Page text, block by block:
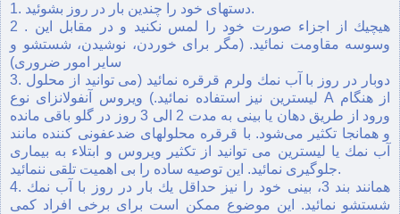
1. دستهای خود را چندين بار در روز بشوئيد.
2 . هيچيك از اجزاء صورت خود را لمس نكنيد و در مقابل اين
وسوسه مقاومت نمائيد. (مگر برای خوردن، نوشيدن، شستشو و
ساير امور ضروری)
3. دوبار در روز با آب نمك ولرم قرقره نمائيد (می ‌توانيد از محلول
ليسترين نيز استفاده نمائيد.) ويروس آنفولانزای نوع A از هنگام
ورود از طريق دهان يا بينی به مدت 2 الی 3 روز در گلو باقی ‌مانده
و همانجا تكثير می‌شود. با قرقره محلولهای ضد‌عفونی كننده مانند
آب نمك يا ليسترين می ‌توانيد از تكثير ويروس و ابتلاء به بيماری
جلوگيری نمائيد. اين توصيه ساده را بی ‌اهميت تلقی ننمائيد.
4. همانند بند 3، بينی خود را نيز حداقل يك بار در روز با آب نمك
شستشو نمائيد. اين موضوع ممكن است برای برخی افراد كمی